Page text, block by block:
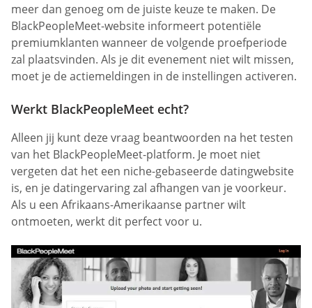
meer dan genoeg om de juiste keuze te maken. De
BlackPeopleMeet-website informeert potentiële
premiumklanten wanneer de volgende proefperiode
zal plaatsvinden. Als je dit evenement niet wilt missen,
moet je de actiemeldingen in de instellingen activeren.
Werkt BlackPeopleMeet echt?
Alleen jij kunt deze vraag beantwoorden na het testen
van het BlackPeopleMeet-platform. Je moet niet
vergeten dat het een niche-gebaseerde datingwebsite
is, en je datingervaring zal afhangen van je voorkeur.
Als u een Afrikaans-Amerikaanse partner wilt
ontmoeten, werkt dit perfect voor u.